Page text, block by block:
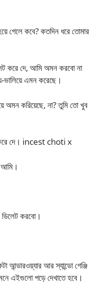
গেলে কবে? কতদিন ধরে তোমার
করে দে, আমি অমন করবো না
এমন করেছে।
অমন করিয়েছে, না? তুমি তো খুব
করে দে। incest choti x
করবো।
আর স্যান্ডো গেঞ্জি
এইগুলো পড়ে দেখাতে হবে।